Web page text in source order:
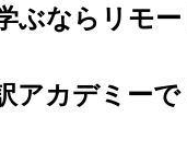
ぶならリモ
アカデミーで